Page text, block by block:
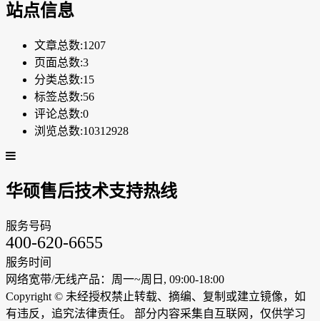
站点信息
文章总数:1207
页面总数:3
分类总数:15
标签总数:56
评论总数:0
浏览总数:10312928
华硕售后技术支持热线
服务号码
400-620-6655
服务时间
网络宽带/无线产品：周一~周日, 09:00-18:00
Copyright © 未经授权禁止转载、摘编、复制或建立镜像，如
有违反，追究法律责任。 部分内容采集自互联网，仅供学习